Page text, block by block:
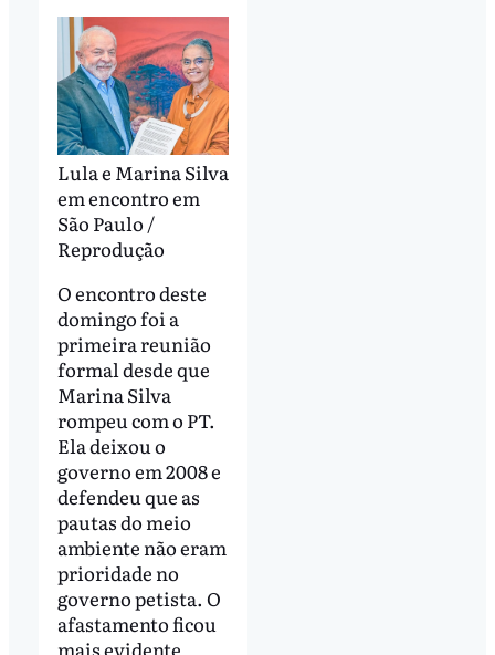
Lula e Marina Silva
em encontro em
São Paulo /
Reprodução
O encontro deste
domingo foi a
primeira reunião
formal desde que
Marina Silva
rompeu com o PT.
Ela deixou o
governo em 2008 e
defendeu que as
pautas do meio
ambiente não eram
prioridade no
governo petista. O
afastamento ficou
mais evidente